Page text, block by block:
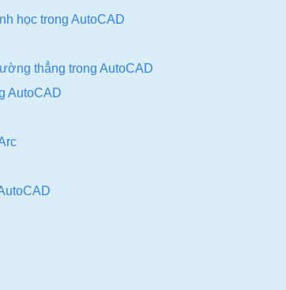
học trong AutoCAD
thẳng trong AutoCAD
AutoCAD